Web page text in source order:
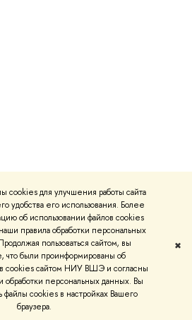
cookies для улучшения работы сайта
его использования. Более
об использовании файлов cookies
правила обработки персональных
пользоваться сайтом, вы
что были проинформированы об
cookies сайтом НИУ ВШЭ и согласны
персональных данных. Вы
cookies в настройках Вашего
браузера.
✖
компьютерных наук